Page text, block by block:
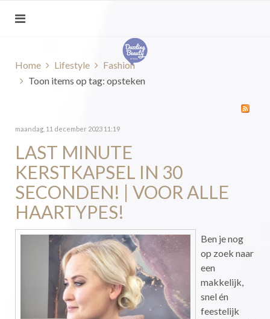
Home Lifestyle
Fashion
Toon items op tag: opsteken
maandag, 11 december 2023 11:19
LAST MINUTE
KERSTKAPSEL IN 30
SECONDEN! | VOOR ALLE
HAARTYPES!
Ben je nog
op zoek naar
een
makkelijk,
snel én
feestelijk